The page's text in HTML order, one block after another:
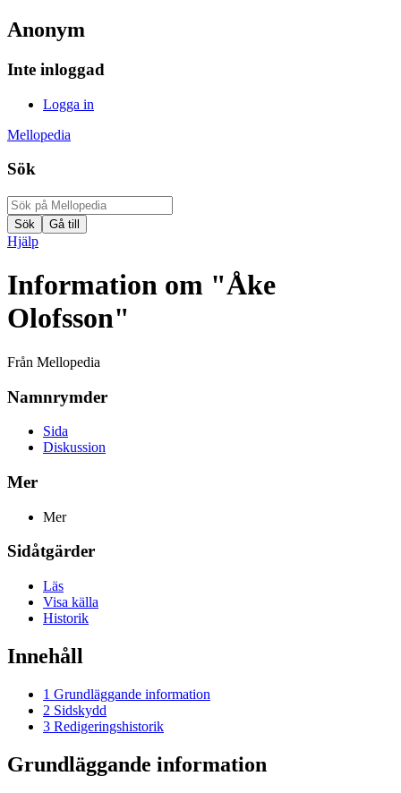
Anonym
Inte inloggad
Logga in
Mellopedia
Sök
Hjälp
Information om "Åke
Olofsson"
Från Mellopedia
Namnrymder
Sida
Diskussion
Mer
Mer
Sidåtgärder
Läs
Visa källa
Historik
Innehåll
1 Grundläggande information
2 Sidskydd
3 Redigeringshistorik
Grundläggande information